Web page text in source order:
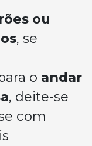
ou
, se
o andar
, deite-se
com